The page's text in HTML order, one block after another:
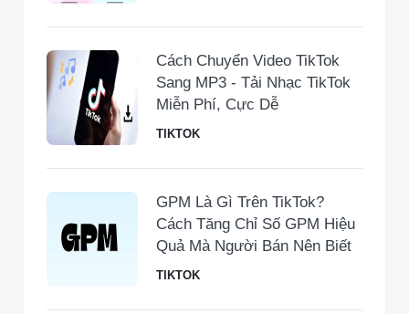
Cách Chuyển Video TikTok
Sang MP3 - Tải Nhạc TikTok
Miễn Phí, Cực Dễ
TIKTOK
GPM Là Gì Trên TikTok?
Cách Tăng Chỉ Số GPM Hiệu
Quả Mà Người Bán Nên Biết
TIKTOK